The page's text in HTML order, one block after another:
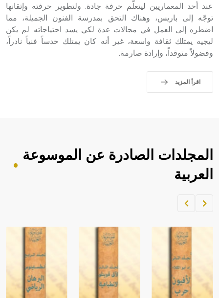
عند أحد المعماريين ليتعلّم حرفة جادة. ولتطوير حرفته وإتقانها
توجّه إلى باريس، وهناك التحق بمدرسة الفنون الجميلة، مما
اضطره إلى العمل في مجالات عدة لكي يسد احتياجاته. لم يكن
ليجيه يمتلك ثقافة واسعة، غير أنه كان يمتلك حدساً فنياً نادراً،
وفضولاً متوقداً، وإرادة صارمة.
اقرأ المزيد
المجلدات الصادرة عن الموسوعة
العربية